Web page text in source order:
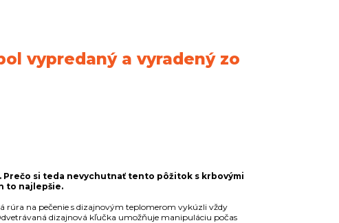
vypredaný a vyradený zo
si teda nevychutnať tento pôžitok s krbovými
to najlepšie.
rúra na pečenie s dizajnovým teplomerom vykúzli vždy
dizajnová kľučka umožňuje manipuláciu počas